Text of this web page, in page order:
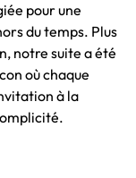
pour une
du temps. Plus
notre suite a été
où chaque
à la